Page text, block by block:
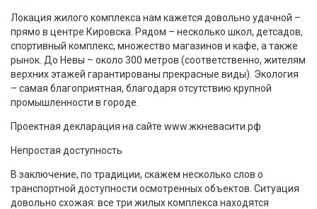
Локация жилого комплекса нам кажется довольно удачной –
прямо в центре Кировска. Рядом – несколько школ, детсадов,
спортивный комплекс, множество магазинов и кафе, а также
рынок. До Невы – около 300 метров (соответственно, жителям
верхних этажей гарантированы прекрасные виды). Экология
– самая благоприятная, благодаря отсутствию крупной
промышленности в городе.
Проектная декларация на сайте www.жкневасити.рф
Непростая доступность
В заключение, по традиции, скажем несколько слов о
транспортной доступности осмотренных объектов. Ситуация
довольно схожая: все три жилых комплекса находятся